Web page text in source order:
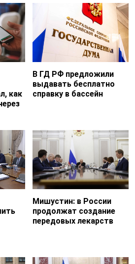
как
В ГД РФ предложили
выдавать бесплатно
справку в бассейн
Мишустин: в России
продолжат создание
передовых лекарств